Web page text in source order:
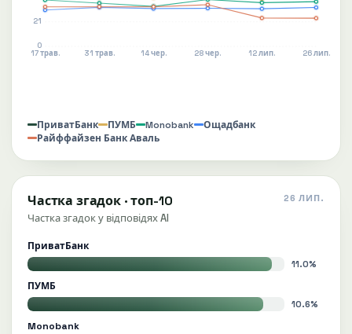
0
21
17 трав. 31 трав. 14 чер. 28 чер. 12 лип. 26 лип.
ПриватБанк ПУМБ Monobank
Ощадбанк
Райффайзен Банк Аваль
Частка згадок · топ-10
Частка згадок у відповідях AI
26 ЛИП.
ПриватБанк
11.0%
ПУМБ
10.6%
Monobank